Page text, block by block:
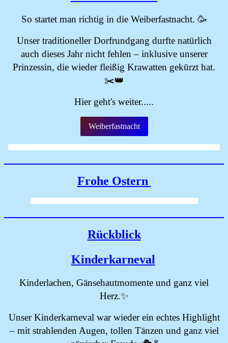
So startet man richtig in die Weiberfastnacht. 🥳
Unser traditioneller Dorfrundgang durfte natürlich
auch dieses Jahr nicht fehlen – inklusive unserer
Prinzessin, die wieder fleißig Krawatten gekürzt hat.
✂️👑
Hier geht's weiter.....
Weiberfastnacht
Frohe Ostern
Rückblick
Kinderkarneval
Kinderlachen, Gänsehautmomente und ganz viel
Herz.✨
Unser Kinderkarneval war wieder ein echtes Highlight
– mit strahlenden Augen, tollen Tänzen und ganz viel